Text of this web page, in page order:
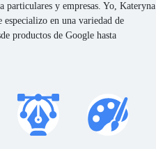
particulares y empresas. Yo, Kateryna
en una variedad de
productos de Google hasta